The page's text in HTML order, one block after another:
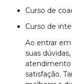
curso de
curso de
Ao entrar
suas
satisfação.